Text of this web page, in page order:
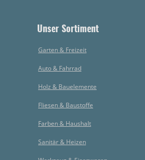
Unser Sortiment
Garten & Freizeit
Auto & Fahrrad
Holz & Bauelemente
Fliesen & Baustoffe
Farben & Haushalt
Sanitär & Heizen